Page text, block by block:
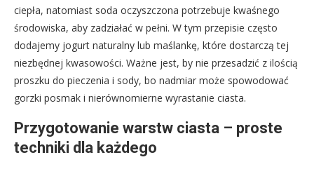
ciepła, natomiast soda oczyszczona potrzebuje kwaśnego
środowiska, aby zadziałać w pełni. W tym przepisie często
dodajemy jogurt naturalny lub maślankę, które dostarczą tej
niezbędnej kwasowości. Ważne jest, by nie przesadzić z ilością
proszku do pieczenia i sody, bo nadmiar może spowodować
gorzki posmak i nierównomierne wyrastanie ciasta.
Przygotowanie warstw ciasta – proste
techniki dla każdego